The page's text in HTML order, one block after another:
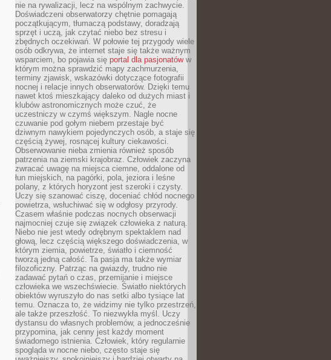
nie na rywalizacji, lecz na wspólnym zachwycie.
Doświadczeni obserwatorzy chętnie pomagają
początkującym, tłumaczą podstawy, doradzają
sprzęt i uczą, jak czytać niebo bez stresu i
zbędnych oczekiwań. W połowie tej przygody wiele
osób odkrywa, że internet staje się także ważnym
wsparciem, bo pojawia się portal dla pasjonatóww
którym można sprawdzić mapy zachmurzenia,
terminy zjawisk, wskazówki dotyczące fotografii
nocnej i relacje innych obserwatorów. Dzięki temu
nawet ktoś mieszkający daleko od dużych miast i
klubów astronomicznych może czuć, że
uczestniczy w czymś większym. Nagle nocne
czuwanie pod gołym niebem przestaje być
dziwnym nawykiem pojedynczych osób, a staje się
częścią żywej, rosnącej kultury ciekawości.
Obserwowanie nieba zmienia również sposób
patrzenia na ziemski krajobraz. Człowiek zaczyna
zwracać uwagę na miejsca ciemne, oddalone od
łun miejskich, na pagórki, pola, jeziora i leśne
polany, z których horyzont jest szeroki i czysty.
Uczy się szanować ciszę, doceniać chłód nocnego
powietrza, wsłuchiwać się w odgłosy przyrody.
Czasem właśnie podczas nocnych obserwacji
najmocniej czuje się związek człowieka z naturą.
Niebo nie jest wtedy odrębnym spektaklem nad
głową, lecz częścią większego doświadczenia, w
którym ziemia, powietrze, światło i ciemność
tworzą jedną całość. Ta pasja ma także wymiar
filozoficzny. Patrząc na gwiazdy, trudno nie
zadawać pytań o czas, przemijanie i miejsce
człowieka we wszechświecie. Światło niektórych
obiektów wyruszyło do nas setki albo tysiące lat
temu. Oznacza to, że widzimy nie tylko przestrzeń,
ale także przeszłość. To niezwykła myśl. Uczy
dystansu do własnych problemów, a jednocześnie
przypomina, jak cenny jest każdy moment
świadomego istnienia. Człowiek, który regularnie
spogląda w nocne niebo, często staje się